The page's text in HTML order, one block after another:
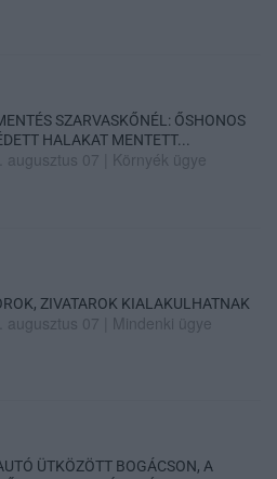
SZARVASKŐNÉL: ŐSHONOS
HALAKAT MENTETT...
augusztus 07 Környék ügye
ZIVATAROK KIALAKULHATNAK
augusztus 07 Mindenki ügye
ÜTKÖZÖTT BOGÁCSON, A